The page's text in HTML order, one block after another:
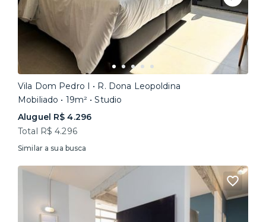
Vila Dom Pedro I • R. Dona Leopoldina
Mobiliado • 19m² • Studio
Aluguel R$ 4.296
Total R$ 4.296
Similar a sua busca